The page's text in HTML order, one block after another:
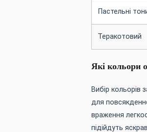
Пастельні
Теракотовий
Які кольори
Вибір
для
враження
підійдуть